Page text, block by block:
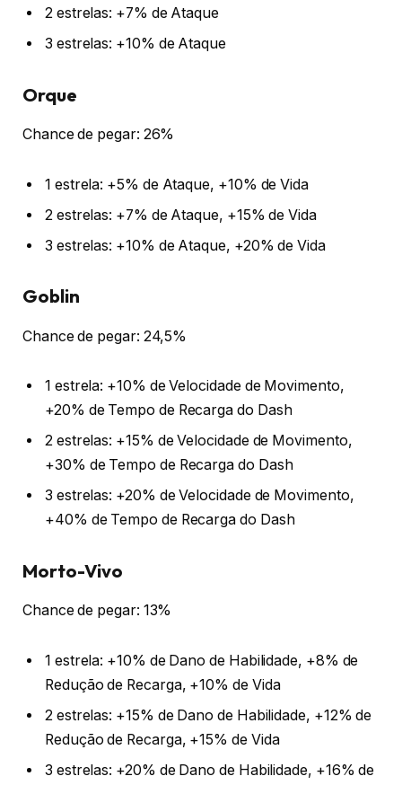
2 estrelas: +7% de Ataque
3 estrelas: +10% de Ataque
Orque
Chance de pegar: 26%
1 estrela: +5% de Ataque, +10% de Vida
2 estrelas: +7% de Ataque, +15% de Vida
3 estrelas: +10% de Ataque, +20% de Vida
Goblin
Chance de pegar: 24,5%
1 estrela: +10% de Velocidade de Movimento,
+20% de Tempo de Recarga do Dash
2 estrelas: +15% de Velocidade de Movimento,
+30% de Tempo de Recarga do Dash
3 estrelas: +20% de Velocidade de Movimento,
+40% de Tempo de Recarga do Dash
Morto-Vivo
Chance de pegar: 13%
1 estrela: +10% de Dano de Habilidade, +8% de
Redução de Recarga, +10% de Vida
2 estrelas: +15% de Dano de Habilidade, +12% de
Redução de Recarga, +15% de Vida
3 estrelas: +20% de Dano de Habilidade, +16% de